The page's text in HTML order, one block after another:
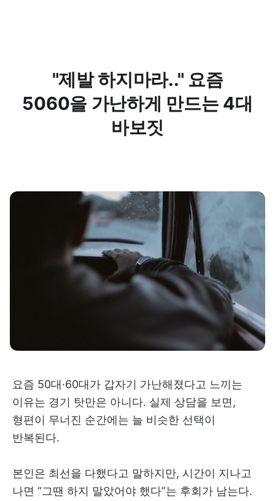
"제발 하지마라.." 요즘
5060을 가난하게 만드는 4대
바보짓
요즘 50대·60대가 갑자기 가난해졌다고 느끼는
이유는 경기 탓만은 아니다. 실제 상담을 보면,
형편이 무너진 순간에는 늘 비슷한 선택이
반복된다.
본인은 최선을 다했다고 말하지만, 시간이 지나고
나면 “그땐 하지 말았어야 했다”는 후회가 남는다.